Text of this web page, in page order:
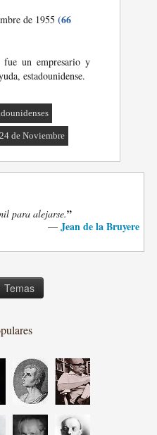
de 1955(66
fue un empresario y
estadounidense.
de Noviembre
para alejarse.”
— Jean de la Bruyere
Temas